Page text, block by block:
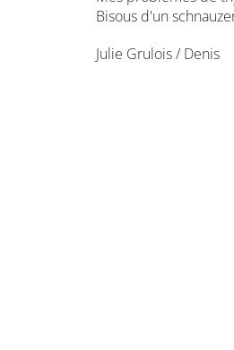
Bisous d'un
Julie Grulois / Denis